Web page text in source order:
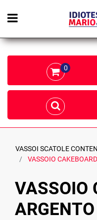
Open menu
0
VASSOI SCATOLE
VASSOIO
VASSOIO